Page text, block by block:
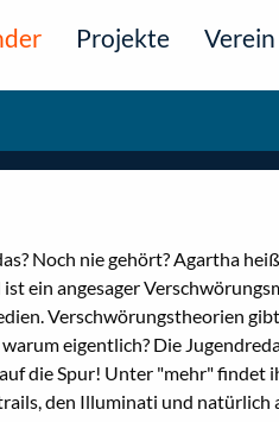
Projekte Verein
Noch nie gehört? Agartha
ein angesager
Verschwörungstheorien
eigentlich? Die
die Spur! Unter "mehr" findet
den Illuminati und natürlich